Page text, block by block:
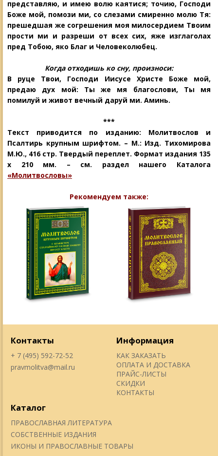
представляю, и имею волю каятися; точию, Господи
Боже мой, помози ми, со слезами смиренно молю Тя:
прешедшая же согрешения моя милосердием Твоим
прости ми и разреши от всех сих, яже изглаголах
пред Тобою, яко Благ и Человеколюбец.
Когда отходишь ко сну, произноси:
В руце Твои, Господи Иисусе Христе Боже мой,
предаю дух мой: Ты же мя благослови, Ты мя
помилуй и живот вечный даруй ми. Аминь.
***
Текст приводится по изданию: Молитвослов и
Псалтирь крупным шрифтом. – М.: Изд. Тихомирова
М.Ю., 416 стр. Твердый переплет. Формат издания 135
х 210 мм. – см. раздел нашего Каталога
«Молитвословы»
Рекомендуем также:
Контакты
+ 7 (495) 592-72-52
pravmolitva@mail.ru
Информация
КАК ЗАКАЗАТЬ
ОПЛАТА И ДОСТАВКА
ПРАЙС-ЛИСТЫ
СКИДКИ
КОНТАКТЫ
Каталог
ПРАВОСЛАВНАЯ ЛИТЕРАТУРА
СОБСТВЕННЫЕ ИЗДАНИЯ
ИКОНЫ И ПРАВОСЛАВНЫЕ ТОВАРЫ